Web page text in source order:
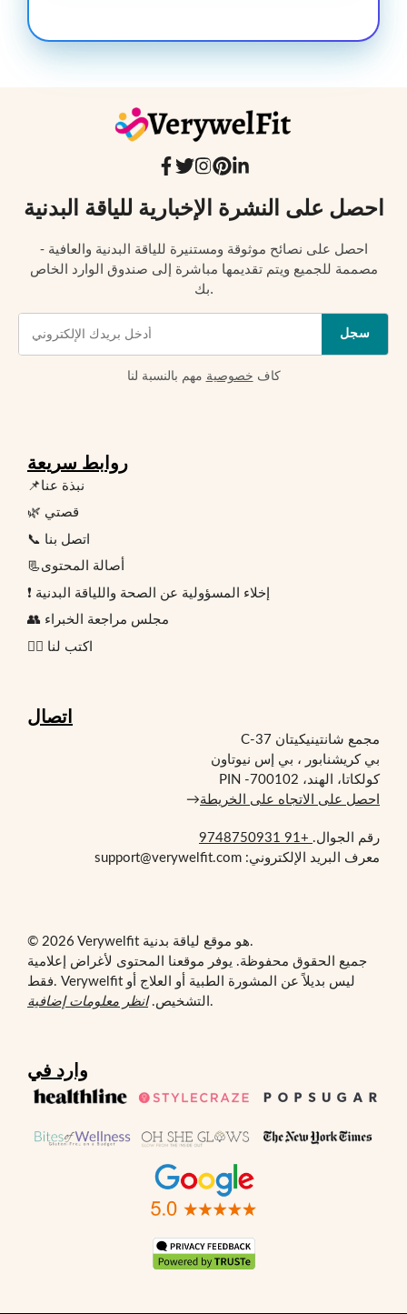
احصل على النشرة الإخبارية للياقة البدنية
احصل على نصائح موثوقة ومستنيرة للياقة البدنية والعافية -
مصممة للجميع ويتم تقديمها مباشرة إلى صندوق الوارد الخاص
بك.
سجل
كاف خصوصية مهم بالنسبة لنا
روابط سريعة
📌نبذة عنا
🌿 قصتي
📞 اتصل بنا
📃أصالة المحتوى
❗ إخلاء المسؤولية عن الصحة واللياقة البدنية
👥 مجلس مراجعة الخبراء
✍🏻 اكتب لنا
اتصال
مجمع شانتينيكيتان C-37
بي كريشنابور ، بي إس نيوتاون
كولكاتا، الهند، PIN -700102
احصل على الاتجاه على الخريطة→
رقم الجوال. +91 9748750931
معرف البريد الإلكتروني: support@verywelfit.com
© 2026 Verywelfit هو موقع لياقة بدنية.
جميع الحقوق محفوظة. يوفر موقعنا المحتوى لأغراض إعلامية
فقط. Verywelfit ليس بديلاً عن المشورة الطبية أو العلاج أو
التشخيص.انظر معلومات إضافية .
وارد في